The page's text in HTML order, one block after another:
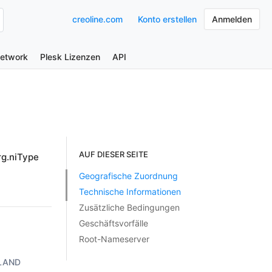
creoline.com Konto erstellen Anmelden
Plesk Lizenzen API
AUF DIESER SEITE
Geografische Zuordnung
Technische Informationen
Zusätzliche Bedingungen
Geschäftsvorfälle
Root-Nameserver